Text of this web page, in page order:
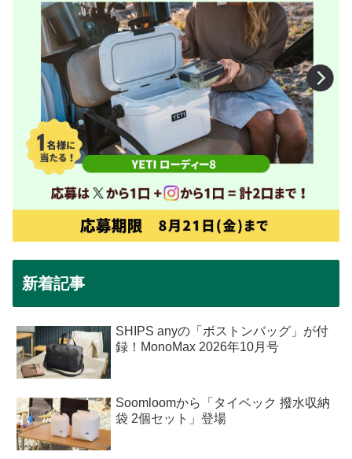
新着記事
SHIPS anyの「ボストンバッグ」が付
録！MonoMax 2026年10月号
Soomloomから「タイベック 撥水収納
袋 2個セット」登場